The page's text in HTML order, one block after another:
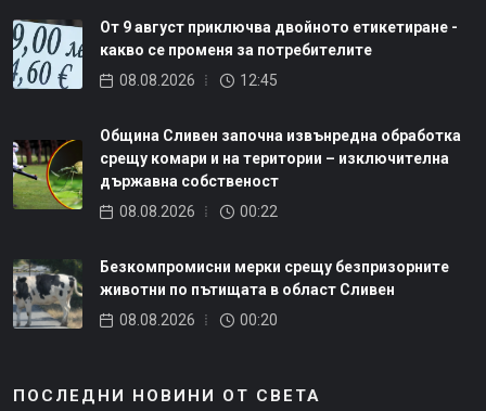
От 9 август приключва двойното етикетиране -
какво се променя за потребителите
08.08.2026
12:45
Община Сливен започна извънредна обработка
срещу комари и на територии – изключителна
държавна собственост
08.08.2026
00:22
Безкомпромисни мерки срещу безпризорните
животни по пътищата в област Сливен
08.08.2026
00:20
ПОСЛЕДНИ НОВИНИ ОТ СВЕТА